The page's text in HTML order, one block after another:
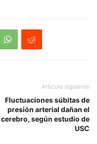
Artículo siguiente
Fluctuaciones súbitas de
presión arterial dañan el
cerebro, según estudio de
USC